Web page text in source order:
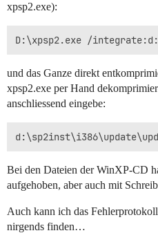
xpsp2.exe):
und das Ganze direkt
xpsp2.exe per Hand
anschliessend eingebe:
Bei den Dateien der WinXP-CD
aufgehoben, aber auch mit
Auch kann ich das
nirgends finden…